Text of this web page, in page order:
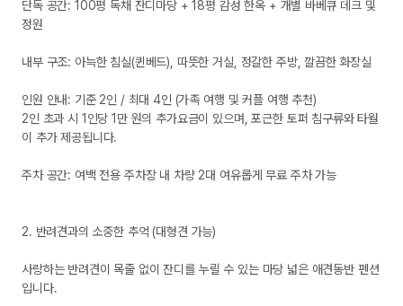
단독 공간: 100평 독채 잔디마당 + 18평 감성 한옥 + 개별 바베큐 데크 및
정원
내부 구조: 아늑한 침실(퀸베드), 따뜻한 거실, 정갈한 주방, 깔끔한 화장실
인원 안내: 기준 2인 / 최대 4인 (가족 여행 및 커플 여행 추천)
2인 초과 시 1인당 1만 원의 추가요금이 있으며, 포근한 토퍼 침구류와 타월
이 추가 제공됩니다.
주차 공간: 여백 전용 주차장 내 차량 2대 여유롭게 무료 주차 가능
2. 반려견과의 소중한 추억 (대형견 가능)
사랑하는 반려견이 목줄 없이 잔디를 누릴 수 있는 마당 넓은 애견동반 펜션
입니다.